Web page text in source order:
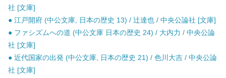
社 [文庫]
● 江戸開府 (中公文庫, 日本の歴史 13) / 辻達也 / 中央公論社 [文庫]
● ファシズムへの道 (中公文庫 日本の歴史 24) / 大内力 / 中央公論
社 [文庫]
● 近代国家の出発 (中公文庫, 日本の歴史 21) / 色川大吉 / 中央公論
社 [文庫]